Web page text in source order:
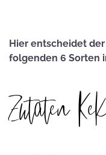
Hier entscheidet
folgenden 6 Sorten
Zutaten